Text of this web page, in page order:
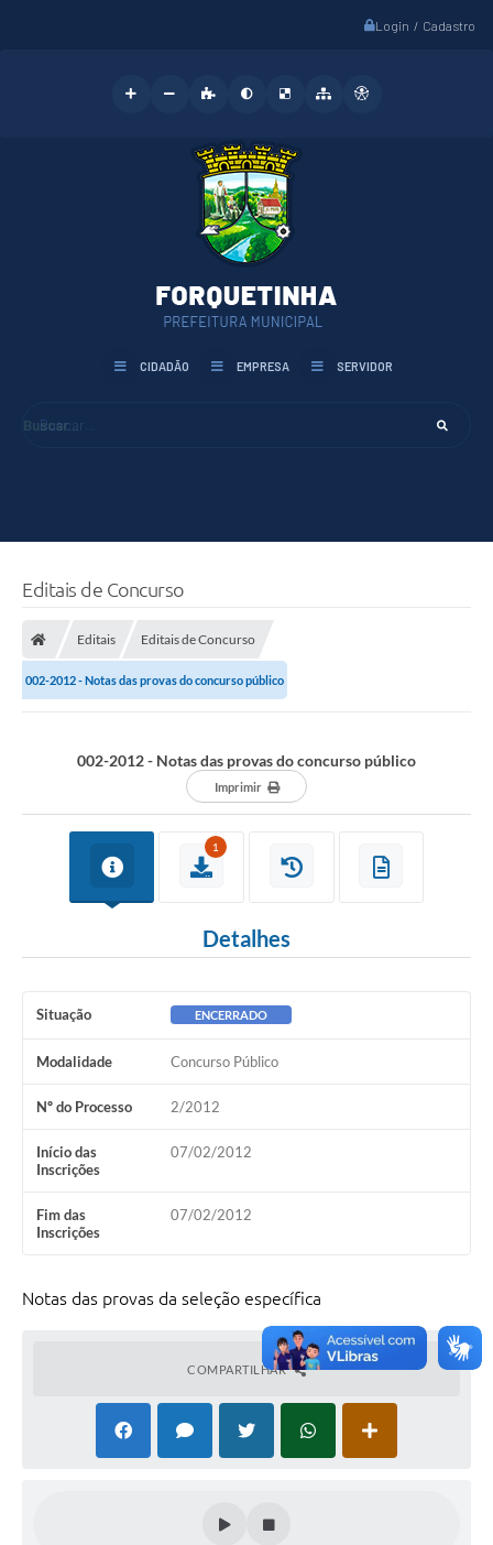
Login / Cadastro
Buscar...
CIDADÃO EMPRESA SERVIDOR
Editais de Concurso
Editais Editais de Concurso
002-2012 - Notas das provas do concurso público
002-2012 - Notas das provas do concurso público
Imprimir
1
Detalhes
Situação ENCERRADO
Modalidade Concurso Público
Nº do Processo 2/2012
Início das
Inscrições
07/02/2012
Fim das
Inscrições
07/02/2012
Notas das provas da seleção específica
COMPARTILHAR